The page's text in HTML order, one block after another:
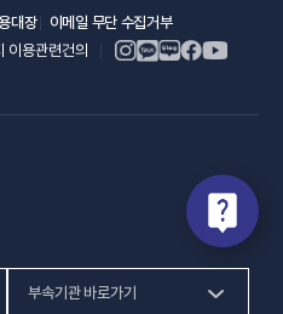
대장(새 창 열림)
이메일 무단 수집거부(새 창 열림)
이용관련건의
부속기관 바로가기